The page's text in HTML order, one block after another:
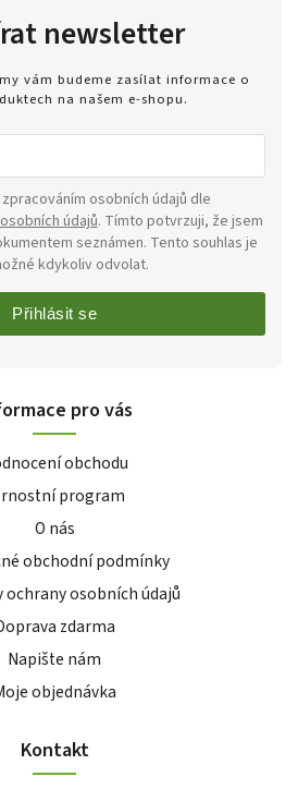
newsletter
vám budeme zasílat informace o
na našem e-shopu.
údajů. Tímto potvrzuji, že jsem
seznámen. Tento souhlas je
kdykoliv odvolat.
Přihlásit se
pro vás
obchodu
program
O nás
obchodní podmínky
ochrany osobních údajů
zdarma
Napište nám
objednávka
Kontakt